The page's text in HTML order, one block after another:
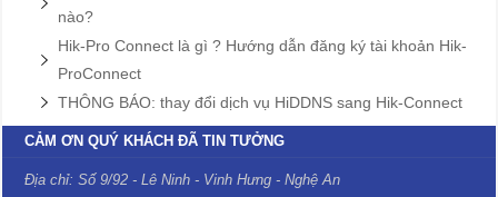
nào?
Hik-Pro Connect là gì ? Hướng dẫn đăng ký tài khoản Hik-
ProConnect
THÔNG BÁO: thay đổi dịch vụ HiDDNS sang Hik-Connect
CẢM ƠN QUÝ KHÁCH ĐÃ TIN TƯỞNG
Địa chỉ: Số 9/92 - Lê Ninh - Vinh Hưng - Nghệ An